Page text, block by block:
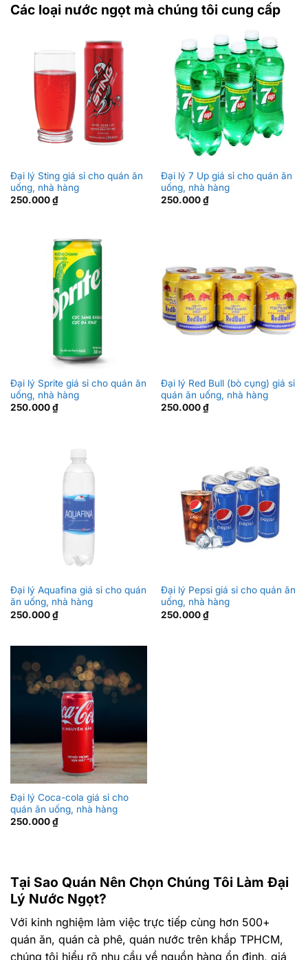
Các loại nước ngọt mà chúng tôi cung cấp
Đại lý Sting giá sỉ cho quán ăn
uống, nhà hàng
250.000₫
Đại lý 7 Up giá sỉ cho quán ăn
uống, nhà hàng
250.000₫
Đại lý Sprite giá sỉ cho quán ăn
uống, nhà hàng
250.000₫
Đại lý Red Bull (bò cụng) giá sỉ
quán ăn uống, nhà hàng
250.000₫
Đại lý Aquafina giá sỉ cho quán
ăn uống, nhà hàng
250.000₫
Đại lý Pepsi giá sỉ cho quán ăn
uống, nhà hàng
250.000₫
Đại lý Coca-cola giá sỉ cho
quán ăn uống, nhà hàng
250.000₫
Tại Sao Quán Nên Chọn Chúng Tôi Làm Đại
Lý Nước Ngọt?
Với kinh nghiệm làm việc trực tiếp cùng hơn 500+
quán ăn, quán cà phê, quán nước trên khắp TPHCM,
chúng tôi hiểu rõ nhu cầu về nguồn hàng ổn định, giá